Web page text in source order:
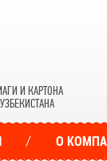
И КАРТОНА
О